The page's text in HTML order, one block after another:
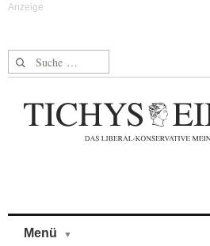
Suche nach:
Menü